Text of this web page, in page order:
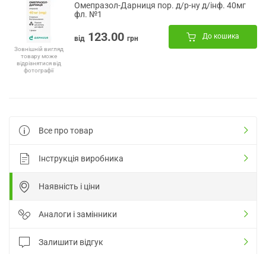
Зовнішній вигляд
товару може
відрізнятися від
фотографії
Омепразол-Дарниця пор. д/р-ну д/інф. 40мг
фл. №1
від 123.00 грн До кошика
Все про товар
Інструкція виробника
Наявність і ціни
Аналоги і замінники
Залишити відгук